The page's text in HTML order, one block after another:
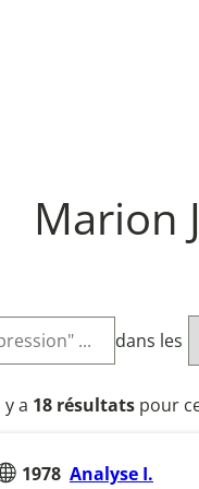
Marion
dans les
y a 18 résultatspour
1978 Analyse I.